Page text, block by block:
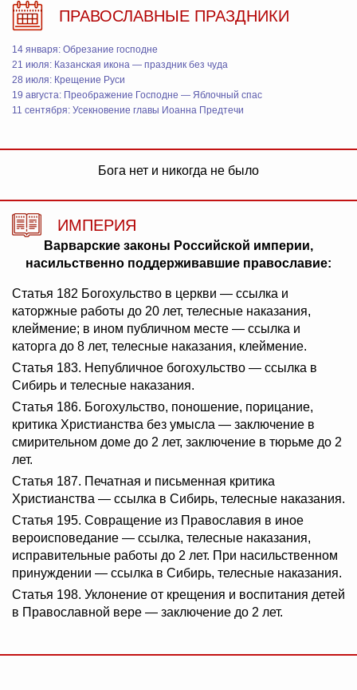
ПРАВОСЛАВНЫЕ ПРАЗДНИКИ
14 января: Обрезание господне
21 июля: Казанская икона — праздник без чуда
28 июля: Крещение Руси
19 августа: Преображение Господне — Яблочный спас
11 сентября: Усекновение главы Иоанна Предтечи
Бога нет и никогда не было
ИМПЕРИЯ
Варварские законы Российской империи,
насильственно поддерживавшие православие:
Статья 182 Богохульство в церкви — ссылка и
каторжные работы до 20 лет, телесные наказания,
клеймение; в ином публичном месте — ссылка и
каторга до 8 лет, телесные наказания, клеймение.
Статья 183. Непубличное богохульство — ссылка в
Сибирь и телесные наказания.
Статья 186. Богохульство, поношение, порицание,
критика Христианства без умысла — заключение в
смирительном доме до 2 лет, заключение в тюрьме до 2
лет.
Статья 187. Печатная и письменная критика
Христианства — ссылка в Сибирь, телесные наказания.
Статья 195. Совращение из Православия в иное
вероисповедание — ссылка, телесные наказания,
исправительные работы до 2 лет. При насильственном
принуждении — ссылка в Сибирь, телесные наказания.
Статья 198. Уклонение от крещения и воспитания детей
в Православной вере — заключение до 2 лет.